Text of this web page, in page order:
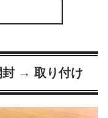
封 → 取り付け